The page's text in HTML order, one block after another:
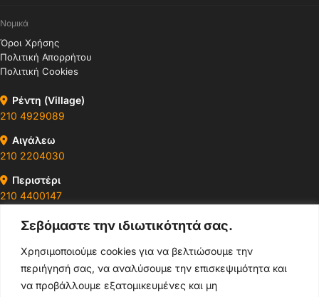
Σεβόμαστε την ιδιωτικότητά σας.
Χρησιμοποιούμε cookies για να βελτιώσουμε την
περιήγησή σας, να αναλύσουμε την επισκεψιμότητα και
να προβάλλουμε εξατομικευμένες και μη
Νομικά
Όροι Χρήσης
Πολιτική Απορρήτου
Πολιτική Cookies
Ρέντη (Village)
210 4929089
Αιγάλεω
210 2204030
Περιστέρι
210 4400147
Ωράρια & Διευθύνσεις →
210 4929089